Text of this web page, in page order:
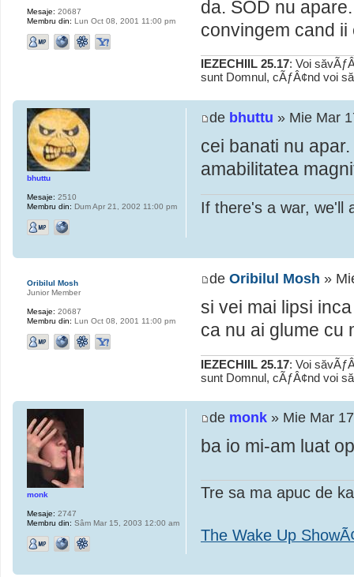
da. SOD nu
convingem cand
IEZECHIIL 25.17: Voi
sunt Domnul, cÃƒÂ¢nd voi
Mesaje: 20687
Membru din: Lun Oct 08, 2001 11:00 pm
de bhuttu » Mie Mar
cei banati nu
amabilitatea
If there's a war, we'll
bhuttu
Mesaje: 2510
Membru din: Dum Apr 21, 2002 11:00 pm
de Oribilul Mosh »
si vei mai lipsi
ca nu ai glume cu
IEZECHIIL 25.17: Voi
sunt Domnul, cÃƒÂ¢nd voi
Oribilul Mosh
Junior Member
Mesaje: 20687
Membru din: Lun Oct 08, 2001 11:00 pm
de monk » Mie Mar
ba io mi-am luat
Tre sa ma apuc de
The Wake Up
monk
Mesaje: 2747
Membru din: Sâm Mar 15, 2003 12:00 am